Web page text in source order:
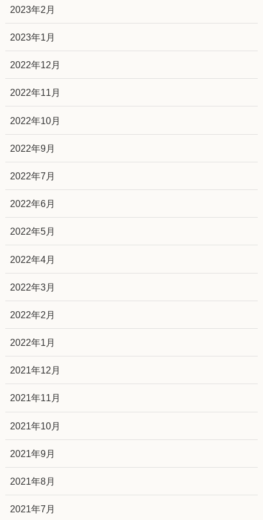
2023年2月
2023年1月
2022年12月
2022年11月
2022年10月
2022年9月
2022年7月
2022年6月
2022年5月
2022年4月
2022年3月
2022年2月
2022年1月
2021年12月
2021年11月
2021年10月
2021年9月
2021年8月
2021年7月